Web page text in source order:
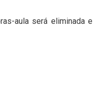
aula será eliminada e